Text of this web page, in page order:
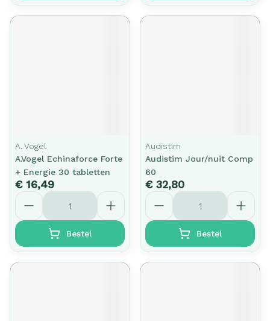
A. Vogel
A.Vogel Echinaforce Forte
+ Energie 30 tabletten
€ 16,49
Aantal
Bestel
Audistim
Audistim Jour/nuit Comp
60
€ 32,80
Aantal
Bestel